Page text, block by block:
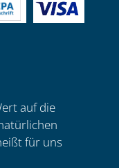
auf die
für uns